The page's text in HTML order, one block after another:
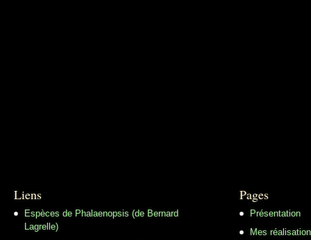
Liens
Espèces de Phalaenopsis (de Bernard
Lagrelle)
Pages
Présentation
Mes